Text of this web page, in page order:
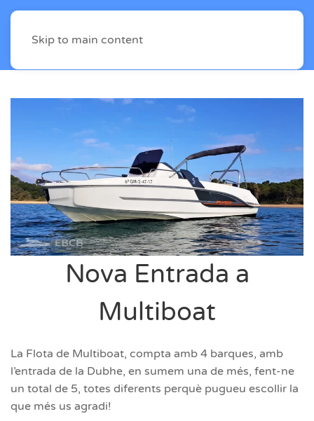
Skip to main content
Nova Entrada a
Multiboat
La Flota de Multiboat, compta amb 4 barques, amb
l’entrada de la Dubhe, en sumem una de més, fent-ne
un total de 5, totes diferents perquè pugueu escollir la
que més us agradi!